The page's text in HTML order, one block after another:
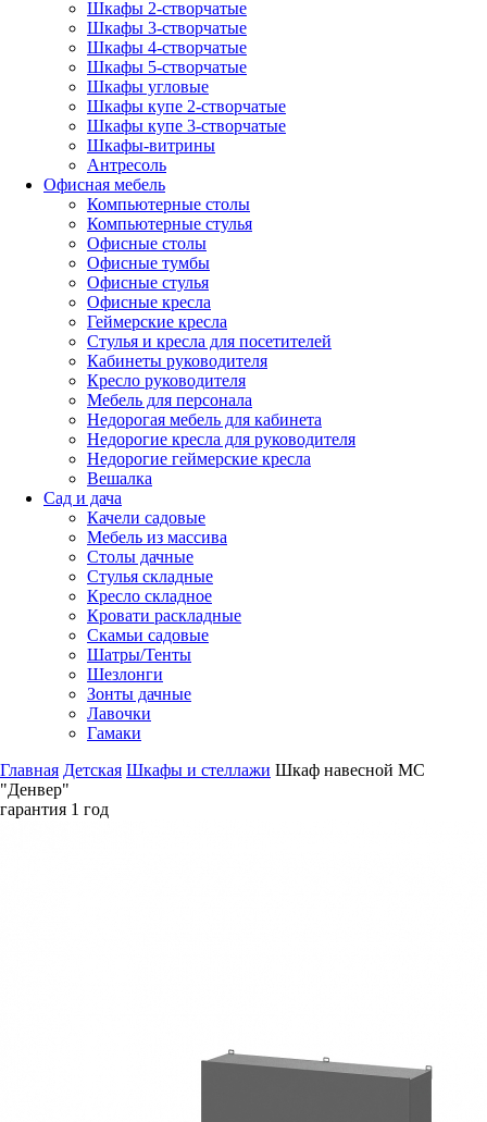
Шкафы 2-створчатые
Шкафы 3-створчатые
Шкафы 4-створчатые
Шкафы 5-створчатые
Шкафы угловые
Шкафы купе 2-створчатые
Шкафы купе 3-створчатые
Шкафы-витрины
Антресоль
Офисная мебель
Компьютерные столы
Компьютерные стулья
Офисные столы
Офисные тумбы
Офисные стулья
Офисные кресла
Геймерские кресла
Стулья и кресла для посетителей
Кабинеты руководителя
Кресло руководителя
Мебель для персонала
Недорогая мебель для кабинета
Недорогие кресла для руководителя
Недорогие геймерские кресла
Вешалка
Сад и дача
Качели садовые
Мебель из массива
Столы дачные
Стулья складные
Кресло складное
Кровати раскладные
Скамьи садовые
Шатры/Тенты
Шезлонги
Зонты дачные
Лавочки
Гамаки
Главная Детская Шкафы и стеллажи Шкаф навесной МС
"Денвер"
гарантия 1 год